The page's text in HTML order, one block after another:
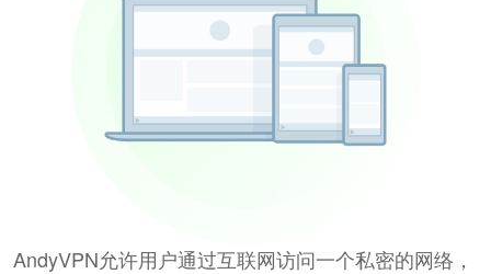
AndyVPN允许用户通过互联网访问一个私密的网络，